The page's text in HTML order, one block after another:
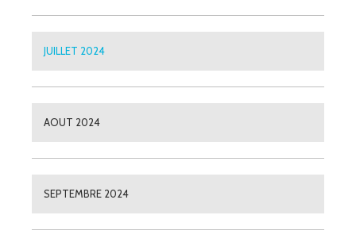
JUILLET 2024
AOUT 2024
SEPTEMBRE 2024